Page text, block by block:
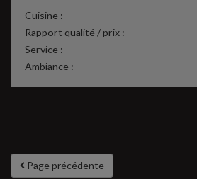
Cuisine :
Rapport qualité / prix :
Service :
Ambiance :
Page précédente